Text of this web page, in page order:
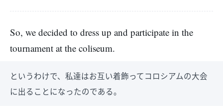
So, we decided to dress up and participate in the
tournament at the coliseum.
というわけで、私達はお互い着飾ってコロシアムの大会
に出ることになったのである。